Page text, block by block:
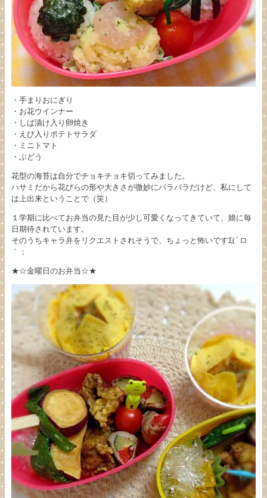
・手まりおにぎり
・お花ウインナー
・しば漬け入り卵焼き
・えび入りポテトサラダ
・ミニトマト
・ぶどう
花型の海苔は自分でチョキチョキ切ってみました。
ハサミだから花びらの形や大きさが微妙にバラバラだけど、私にして
は上出来ということで（笑）
１学期に比べてお弁当の見た目が少し可愛くなってきていて、娘に毎
日期待されています。
そのうちキャラ弁をリクエストされそうで、ちょっと怖いですΣ(´ロ
｀；
★☆金曜日のお弁当☆★